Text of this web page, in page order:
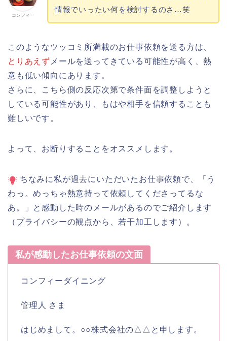
コンフィー
情報でいったい何を検討するのさ…笑
このようなツッコミ所満載のお仕事依頼を送る方は、
とりあえず メールを送ってきている可能性が高く、熱
意も低い傾向にあります。
さらに、こちら側の反応次第で条件面を調整しようと
している可能性があり、もはや相手を信頼することも
難しいです。
よって、お断りすることをオススメします。
ちなみに私が過去にいただいたお仕事依頼で、「う
わっ。めっちゃ熱意持って依頼してくださってるな
あ。」と感動した時のメールがあるのでご紹介します
（プライバシーの観点から、若干加工します）。
私が感動したお仕事依頼の文面
コンフィーダイニング
管理人 さま
はじめまして。○○株式会社の△△と申します。